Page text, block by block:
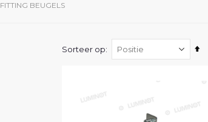
FITTING BEUGELS
Sorteer op